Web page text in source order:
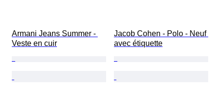
Armani Jeans Summer -
Veste en cuir
Jacob Cohen - Polo - Neuf
avec étiquette